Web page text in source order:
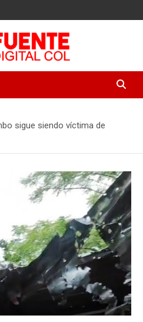
Col
sigue siendo víctima de